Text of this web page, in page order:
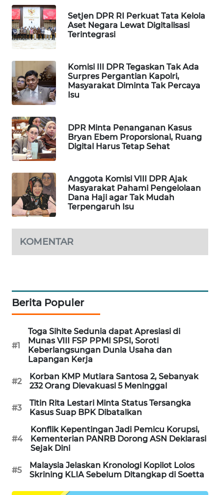
Setjen DPR RI Perkuat Tata Kelola
Aset Negara Lewat Digitalisasi
Terintegrasi
Komisi III DPR Tegaskan Tak Ada
Surpres Pergantian Kapolri,
Masyarakat Diminta Tak Percaya
Isu
DPR Minta Penanganan Kasus
Bryan Ebem Proporsional, Ruang
Digital Harus Tetap Sehat
Anggota Komisi VIII DPR Ajak
Masyarakat Pahami Pengelolaan
Dana Haji agar Tak Mudah
Terpengaruh Isu
KOMENTAR
Berita Populer
#1
Toga Sihite Sedunia dapat Apresiasi di
Munas VIII FSP PPMI SPSI, Soroti
Keberlangsungan Dunia Usaha dan
Lapangan Kerja
#2
Korban KMP Mutiara Santosa 2, Sebanyak
232 Orang Dievakuasi 5 Meninggal
#3
Titin Rita Lestari Minta Status Tersangka
Kasus Suap BPK Dibatalkan
#4
Konflik Kepentingan Jadi Pemicu Korupsi,
Kementerian PANRB Dorong ASN Deklarasi
Sejak Dini
#5
Malaysia Jelaskan Kronologi Kopilot Lolos
Skrining KLIA Sebelum Ditangkap di Soetta
MAWAKA
ID
NET
PLN
WATCH
MKLI
LPKKI
LKKI
KOPEKLIN
PORTAL
KONSUMEN
ALPERKLINAS
FORJASIDA
TAMBANG
NEWS
SITUNGIR
NEWS
SIDIKALANG
NEWS
SIBARAGAS
NEWS
METRO